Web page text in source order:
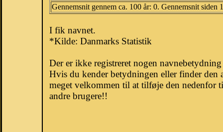
Gennemsnit gennem ca. 100 år: 0. Gennemsnit siden
I fik navnet.
*Kilde: Danmarks Statistik
Der er ikke registreret nogen
Hvis du kender betydningen eller finder den
meget velkommen til at tilføje den nedenfor
andre brugere!!